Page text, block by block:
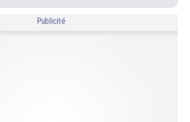
Publicité